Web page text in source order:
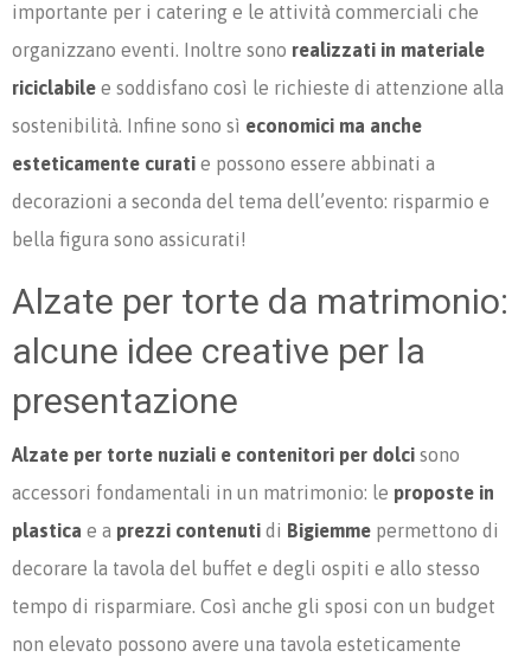
importante per i catering e le attività commerciali che
organizzano eventi. Inoltre sono realizzati in materiale
riciclabile e soddisfano così le richieste di attenzione alla
sostenibilità. Infine sono sì economici ma anche
esteticamente curati e possono essere abbinati a
decorazioni a seconda del tema dell’evento: risparmio e
bella figura sono assicurati!
Alzate per torte da matrimonio:
alcune idee creative per la
presentazione
Alzate per torte nuziali e contenitori per dolci sono
accessori fondamentali in un matrimonio: le proposte in
plastica e a prezzi contenuti di Bigiemme permettono di
decorare la tavola del buffet e degli ospiti e allo stesso
tempo di risparmiare. Così anche gli sposi con un budget
non elevato possono avere una tavola esteticamente